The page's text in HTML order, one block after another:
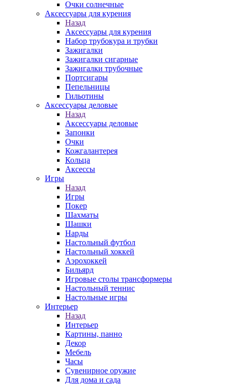
Очки солнечные
Аксессуары для курения
Назад
Аксессуары для курения
Набор трубокура и трубки
Зажигалки
Зажигалки сигарные
Зажигалки трубочные
Портсигары
Пепельницы
Гильотины
Аксессуары деловые
Назад
Аксессуары деловые
Запонки
Очки
Кожгалантерея
Кольца
Аксессы
Игры
Назад
Игры
Покер
Шахматы
Шашки
Нарды
Настольный футбол
Настольный хоккей
Аэрохоккей
Бильярд
Игровые столы трансформеры
Настольный теннис
Настольные игры
Интерьер
Назад
Интерьер
Картины, панно
Декор
Мебель
Часы
Сувенирное оружие
Для дома и сада